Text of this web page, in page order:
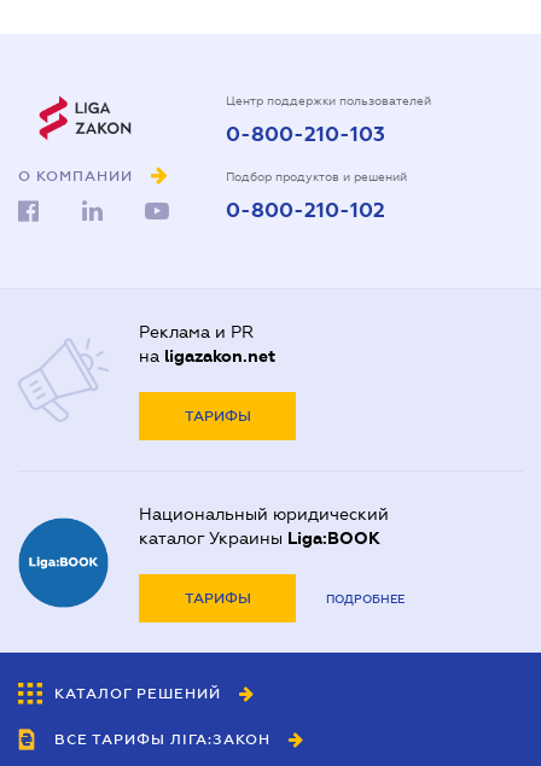
О КОМПАНИИ
Центр поддержки пользователей
0-800-210-103
Подбор продуктов и решений
0-800-210-102
Реклама и PR
на ligazakon.net
ТАРИФЫ
Национальный юридический
каталог Украины Liga:BOOK
ТАРИФЫ ПОДРОБНЕЕ
КАТАЛОГ РЕШЕНИЙ
ВСЕ ТАРИФЫ ЛІГА:ЗАКОН